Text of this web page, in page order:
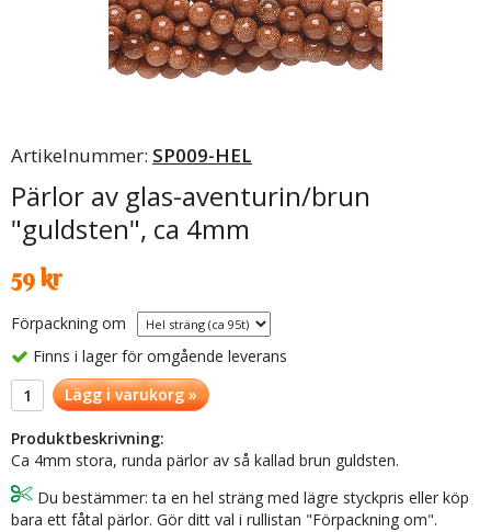
Artikelnummer: SP009-HEL
Pärlor av glas-aventurin/brun
"guldsten", ca 4mm
59 kr
Förpackning om
Finns i lager för omgående leverans
Lägg i varukorg »
Produktbeskrivning:
Ca 4mm stora, runda pärlor av så kallad brun guldsten.
Du bestämmer: ta en hel sträng med lägre styckpris eller köp
bara ett fåtal pärlor. Gör ditt val i rullistan "Förpackning om".